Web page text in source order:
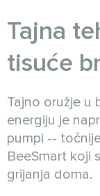
Tajna
tisuće
Tajno oružje u
energiju je
pumpi --
BeeSmart koji
grijanja doma.